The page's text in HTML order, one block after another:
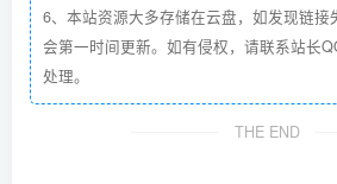
6、本站资源大多存储在云盘，如发现链接
会第一时间更新。如有侵权，请联系站长
处理。
THE END